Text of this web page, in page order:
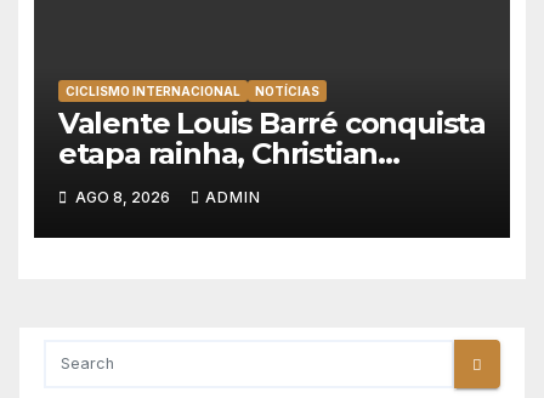
CICLISMO INTERNACIONAL NOTÍCIAS
Valente Louis Barré conquista
etapa rainha, Christian
Scaroni é o novo líder da
Volta a Polónia
AGO 8, 2026 ADMIN